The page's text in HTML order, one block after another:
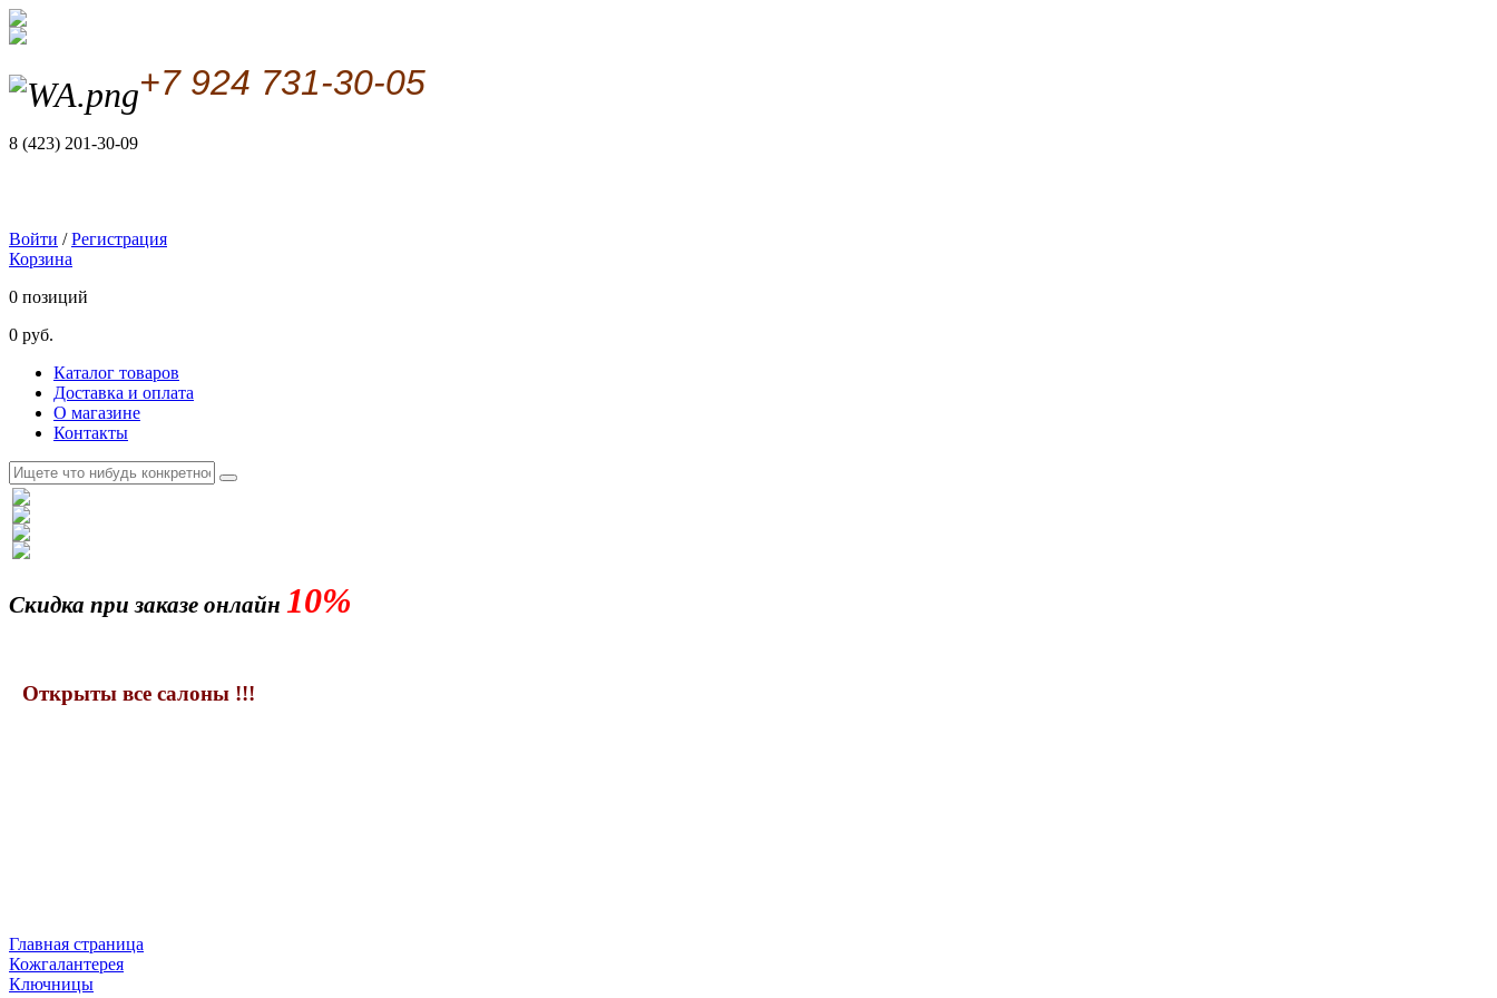
+7 924 731-30-05
8 (423) 201-30-09
Войти /Регистрация
Корзина
0 позиций
0 руб.
Каталог товаров
Доставка и оплата
О магазине
Контакты
Скидка при заказе онлайн 10%
Открыты все салоны !!!
Главная страница
Кожгалантерея
Ключницы